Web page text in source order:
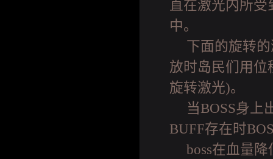
直在激光内所受
中。
下面的旋转
放时岛民们用位
旋转激光)。
当BOSS身上
BUFF存在时
boss在血量